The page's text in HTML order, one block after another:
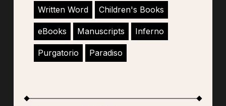
Written Word Children's Books
eBooks Manuscripts Inferno
Purgatorio Paradiso